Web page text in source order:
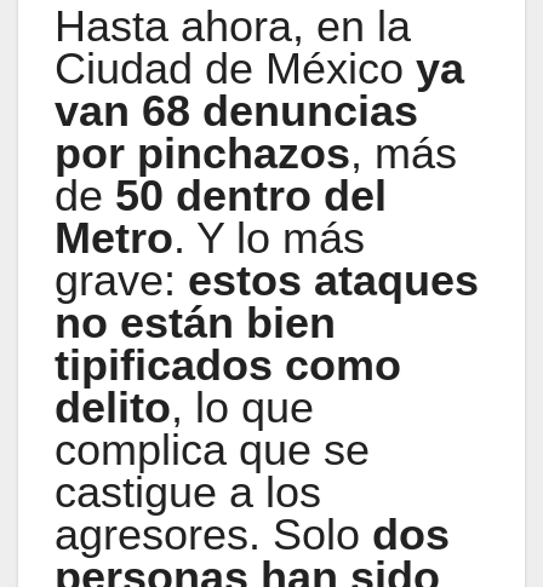
Hasta ahora, en la
Ciudad de México ya
van 68 denuncias
por pinchazos, más
de 50 dentro del
Metro. Y lo más
grave: estos ataques
no están bien
tipificados como
delito, lo que
complica que se
castigue a los
agresores. Solo dos